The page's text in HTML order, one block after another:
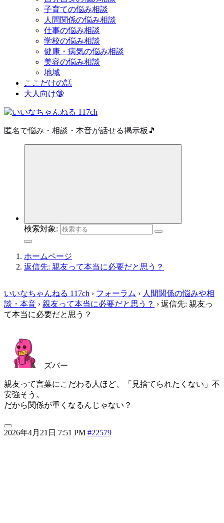
子育ての悩み相談
人間関係の悩み相談
仕事の悩み相談
学校の悩み相談
健康・病気の悩み相談
美容の悩み相談
地域
ここだけの話
大人向け🔞
匿名で悩み・相談・本音が話せる掲示板🎵
検索対象:
ホームページ
返信先: 親友って本当に必要だと思う？
いいなちゃんねる 117ch › フォーラム › 人間関係の悩みや相
談・本音 › 親友って本当に必要だと思う？ › 返信先: 親友っ
て本当に必要だと思う？
2026年4月21日 7:51 PM #22579
ズバー
親友って言葉にこだわる人ほど、「見捨てられたくない」不
安強そう。
だから関係が重くなるんじゃない？